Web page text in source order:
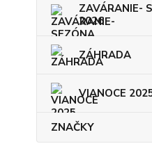
ZAVÁRANIE-
2026
ZÁHRADA
VIANOCE
ZNAČKY